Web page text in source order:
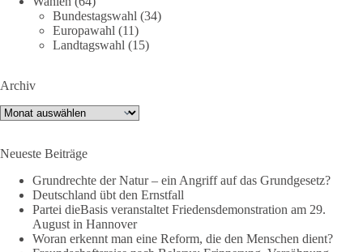
Hier ein Auszug aus der Rede von der
Bundestagsabgeordneten Sevim Dağdelen (BSW).
„Wir müssen Nein sagen zu diesem stinkenden
👉 Hier geht es zum vollständigen Video:
https://www.youtube.com/live/a9hOswSNg4I?
🟩🟩🟦🟦🟥🟥🟧🟧
❤️ Wir freuen uns über deine Unterstützung:
https://diebasis.de/spenden/
Bundestagswahl (34)
Europawahl (11)
Landtagswahl (15)
Archiv
Archiv
Neueste Beiträge
Grundrechte der Natur – ein Angriff auf das Grundgesetz?
Deutschland übt den Ernstfall
Partei dieBasis veranstaltet Friedensdemonstration am 29.
August in Hannover
Woran erkennt man eine Reform, die den Menschen dient?